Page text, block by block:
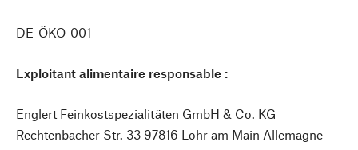
DE-ÖKO-001
Exploitant alimentaire responsable :
Englert Feinkostspezialitäten GmbH & Co. KG
Rechtenbacher Str. 33 97816 Lohr am Main Allemagne